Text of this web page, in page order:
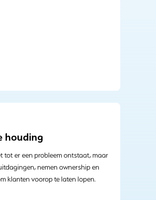
houding
tot er een probleem ontstaat, maar
nemen ownership en
klanten voorop te laten lopen.